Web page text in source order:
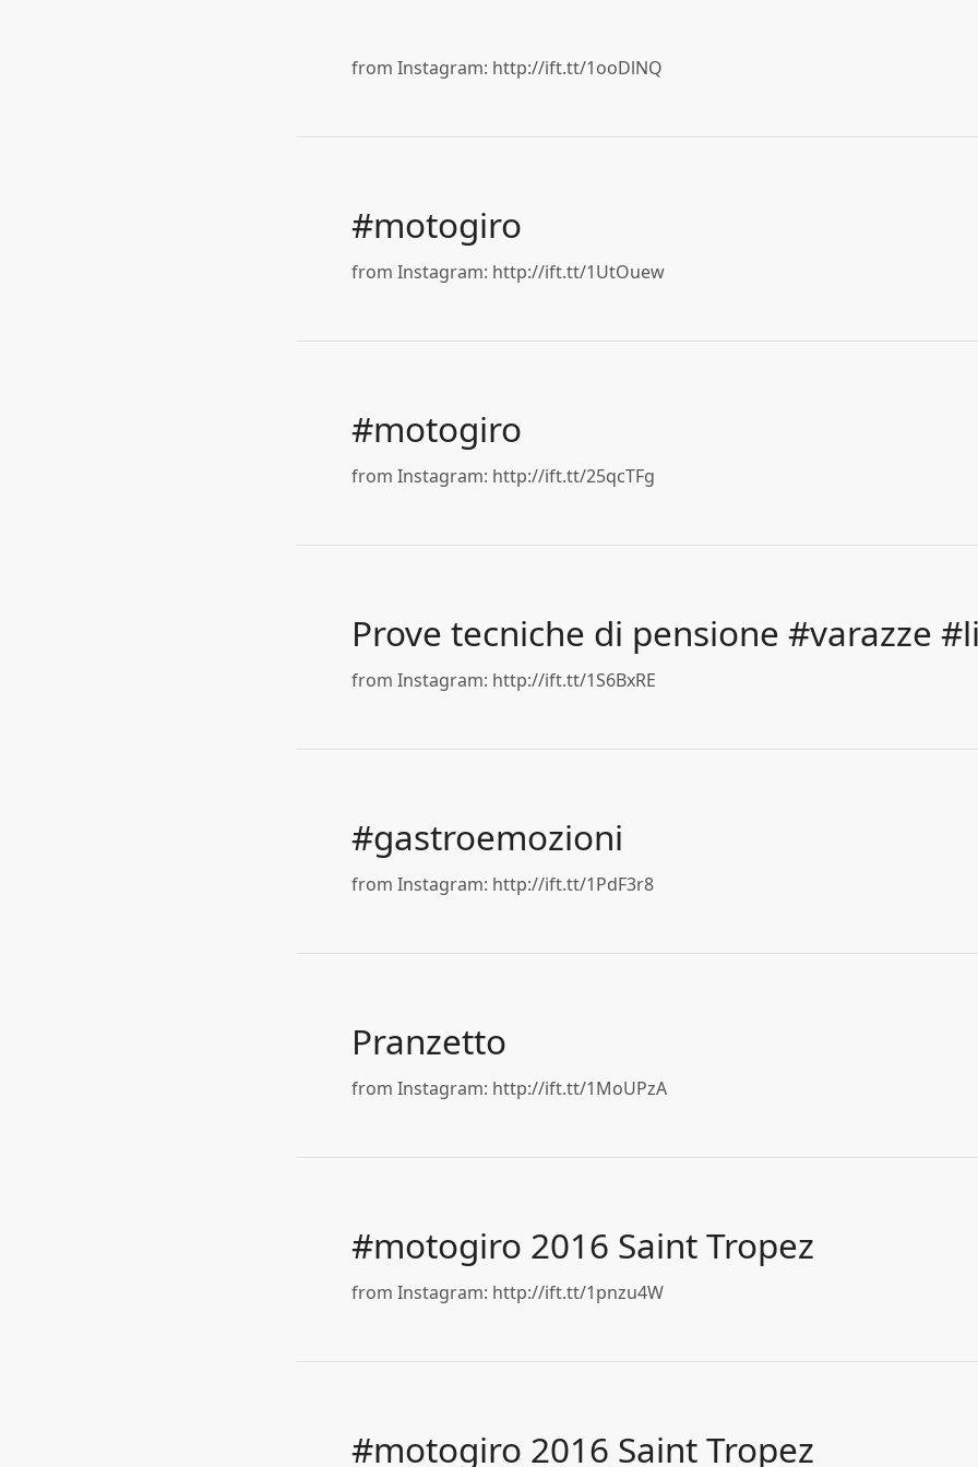
from Instagram: http://ift.tt/1ooDlNQ
#motogiro
from Instagram: http://ift.tt/1UtOuew
#motogiro
from Instagram: http://ift.tt/25qcTFg
Prove tecniche di pensione #varazze
from Instagram: http://ift.tt/1S6BxRE
#gastroemozioni
from Instagram: http://ift.tt/1PdF3r8
Pranzetto
from Instagram: http://ift.tt/1MoUPzA
#motogiro 2016 Saint Tropez
from Instagram: http://ift.tt/1pnzu4W
#motogiro 2016 Saint Tropez